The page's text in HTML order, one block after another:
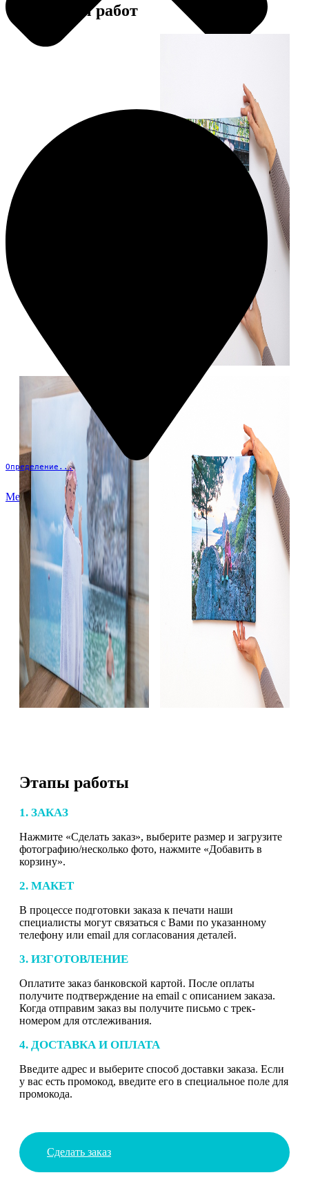
Определение...
Меню
Примеры работ
Этапы работы
1. ЗАКАЗ
Нажмите «Сделать заказ», выберите размер и загрузите
фотографию/несколько фото, нажмите «Добавить в
корзину».
2. МАКЕТ
В процессе подготовки заказа к печати наши
специалисты могут связаться с Вами по указанному
телефону или email для согласования деталей.
3. ИЗГОТОВЛЕНИЕ
Оплатите заказ банковской картой. После оплаты
получите подтверждение на email с описанием заказа.
Когда отправим заказ вы получите письмо с трек-
номером для отслеживания.
4. ДОСТАВКА И ОПЛАТА
Введите адрес и выберите способ доставки заказа. Если
у вас есть промокод, введите его в специальное поле для
промокода.
Сделать заказ